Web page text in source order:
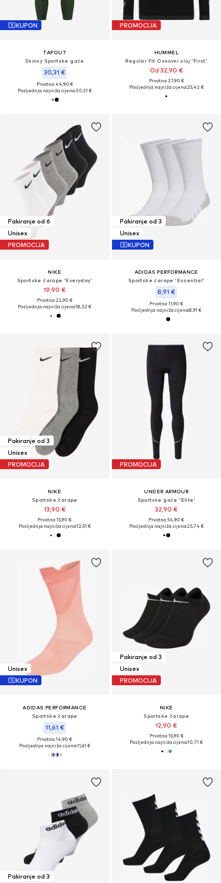
KUPON
TAPOUT
Skinny Sportske gaće
30,31 €
Prvotno: 44,90 €
Posljednja najniža cijena:30,31 €
PROMOCIJA
HUMMEL
Regular Fit Osnovni sloj 'First'
Od 32,90 €
Prvotno: 37,90 €
Posljednja najniža cijena:25,42 €
Pakiranje od 6
Unisex
PROMOCIJA
NIKE
Sportske čarape 'Everyday'
19,90 €
Prvotno: 22,90 €
Posljednja najniža cijena:18,32 €
Pakiranje od 3
Unisex
KUPON
ADIDAS PERFORMANCE
Sportske čarape 'Essential'
8,91 €
Prvotno: 11,90 €
Posljednja najniža cijena:8,91 €
Pakiranje od 3
Unisex
PROMOCIJA
NIKE
Sportske čarape
13,90 €
Prvotno: 15,90 €
Posljednja najniža cijena:12,51 €
PROMOCIJA
UNDER ARMOUR
Sportske gaće 'Elite'
32,90 €
Prvotno: 54,90 €
Posljednja najniža cijena:25,74 €
Unisex
KUPON
ADIDAS PERFORMANCE
Sportske čarape
11,61 €
Prvotno: 14,90 €
Posljednja najniža cijena:11,61 €
Pakiranje od 3
Unisex
PROMOCIJA
NIKE
Sportske čarape
12,90 €
Prvotno: 15,90 €
Posljednja najniža cijena:10,71 €
Pakiranje od 3